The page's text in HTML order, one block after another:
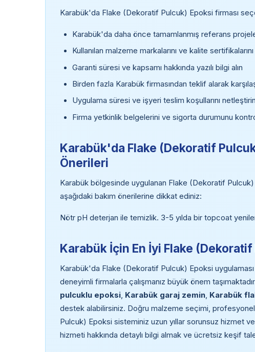
Karabük'da Flake (Dekoratif Pulcuk) Epoksi firması
Karabük'da daha önce tamamlanmış referans
Kullanılan malzeme markalarını ve kalite
Garanti süresi ve kapsamı hakkında yazılı bilgi alın
Birden fazla Karabük firmasından teklif alarak
Uygulama süresi ve işyeri teslim koşullarını netleştirin
Firma yetkinlik belgelerini ve sigorta durumunu
Karabük'da Flake (Dekoratif
Önerileri
Karabük bölgesinde uygulanan Flake (Dekoratif
aşağıdaki bakım önerilerine dikkat ediniz:
Nötr pH deterjan ile temizlik. 3-5 yılda bir topcoat
Karabük İçin En İyi Flake
Karabük'da Flake (Dekoratif Pulcuk) Epoksi uygulaması
deneyimli firmalarla çalışmanız büyük önem
pulcuklu epoksi, Karabük garaj zemin, Karabük
destek alabilirsiniz. Doğru malzeme seçimi,
Pulcuk) Epoksi sisteminiz uzun yıllar sorunsuz hizmet
hizmeti hakkında detaylı bilgi almak ve ücretsiz keşif